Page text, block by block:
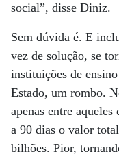
social”, disse Diniz.
Sem dúvida é. E
vez de solução, se
instituições de
Estado, um rombo.
apenas entre
a 90 dias o valor
bilhões. Pior,